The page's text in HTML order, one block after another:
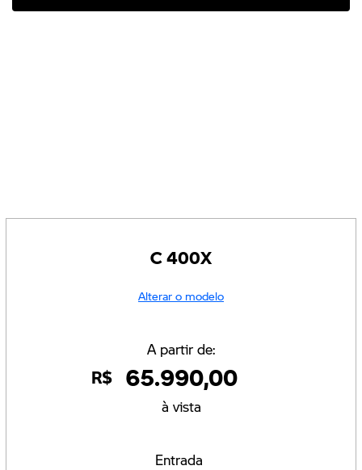
C 400X
Alterar o modelo
A partir de:
R$ 65.990,00
à vista
Entrada